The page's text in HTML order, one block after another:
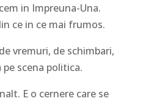
in Impreuna-Una.
ce in ce mai frumos.
vremuri, de schimbari,
scena politica.
E o cernere care se